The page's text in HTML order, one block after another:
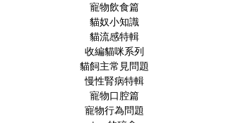
寵物飲食篇
貓奴小知識
貓流感特輯
收編貓咪系列
貓飼主常見問題
慢性腎病特輯
寵物口腔篇
寵物行為問題